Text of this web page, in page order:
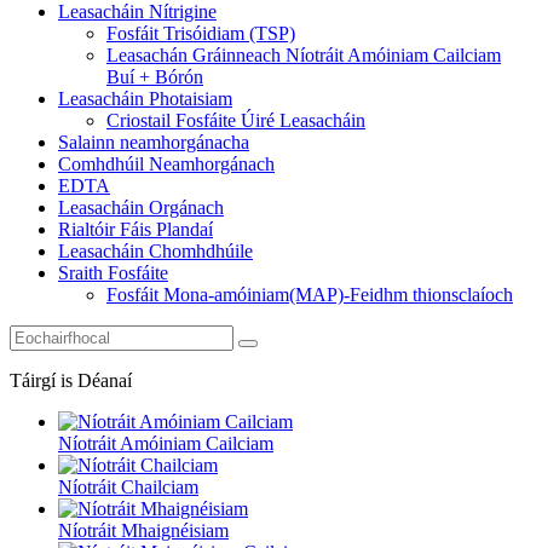
Leasacháin Nítrigine
Fosfáit Trisóidiam (TSP)
Leasachán Gráinneach Níotráit Amóiniam Cailciam
Buí + Bórón
Leasacháin Photaisiam
Criostail Fosfáite Úiré Leasacháin
Salainn neamhorgánacha
Comhdhúil Neamhorgánach
EDTA
Leasacháin Orgánach
Rialtóir Fáis Plandaí
Leasacháin Chomhdhúile
Sraith Fosfáite
Fosfáit Mona-amóiniam(MAP)-Feidhm thionsclaíoch
Táirgí is Déanaí
Níotráit Amóiniam Cailciam
Níotráit Chailciam
Níotráit Mhaignéisiam